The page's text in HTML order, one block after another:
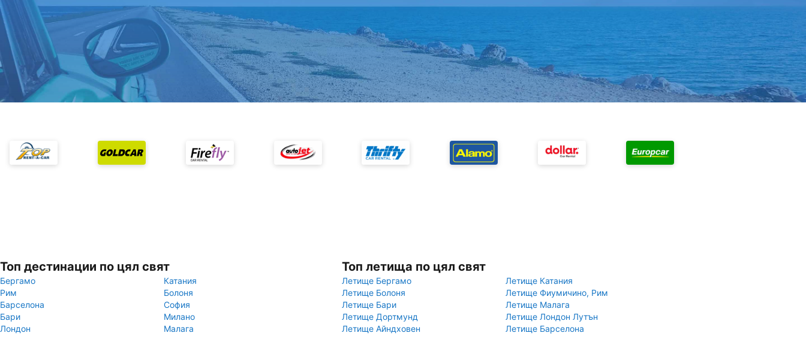
Топ дестинации по цял свят
Бергамо
Катания
Рим
Болоня
Барселона
София
Бари
Милано
Лондон
Малага
Топ летища по цял свят
Летище Бергамо
Летище Катания
Летище Болоня
Летище Фиумичино, Рим
Летище Бари
Летище Малага
Летище Дортмунд
Летище Лондон Лутън
Летище Айндховен
Летище Барселона